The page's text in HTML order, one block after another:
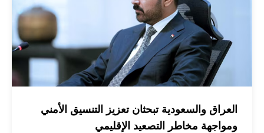
العراق والسعودية تبحثان تعزيز التنسيق الأمني
ومواجهة مخاطر التصعيد الإقليمي